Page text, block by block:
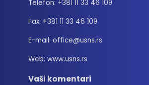
Telefon: +381 11 33 46 109
Fax: +381 11 33 46 109
E-mail: office@usns.rs
Web: www.usns.rs
Vaši komentari